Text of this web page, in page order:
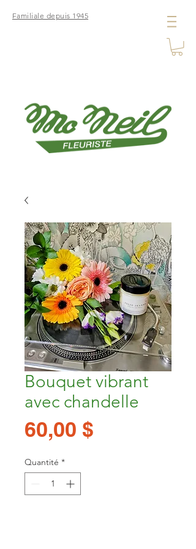
Familiale depuis 1945
Bouquet vibrant
avec chandelle
60,00 $
Quantité *